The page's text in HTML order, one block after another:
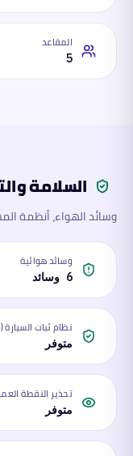
المقاعد
5
السلامة
وسائد الهواء، أنظمة
وسائد هوائية
6 وسائد
نظام ثبات السيارة (ESC)
متوفر
تحذير النقطة
متوفر